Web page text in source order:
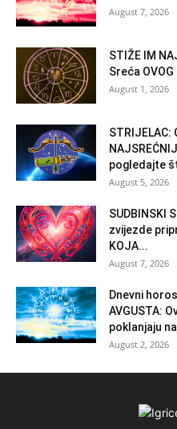
August 7, 2026
STIŽE IM
Sreća
August 1, 2026
STRIJELAC:
pogledajte
August 5, 2026
SUDBINSKI
zvijezde
KOJA...
August 7, 2026
Dnevni
AVGUSTA:
poklanjaju
August 2, 2026